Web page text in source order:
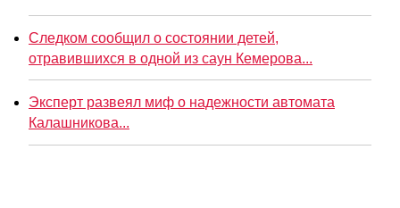
Следком сообщил о состоянии детей,
отравившихся в одной из саун Кемерова...
Эксперт развеял миф о надежности автомата
Калашникова...